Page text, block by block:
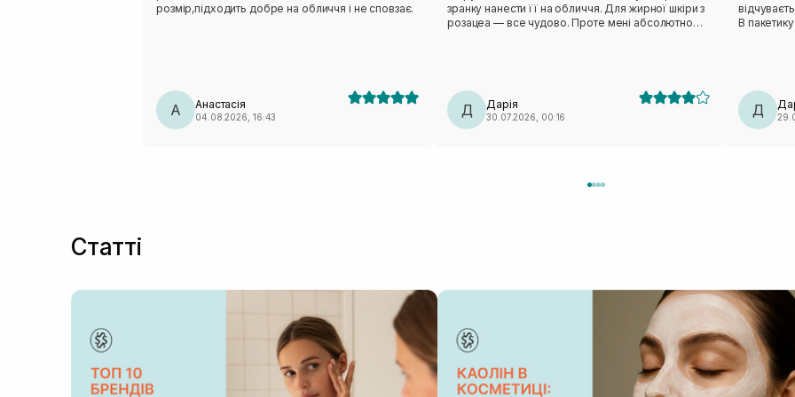
розмір,підходить добре на обличчя і не сповзає.
А Анастасія
04.08.2026, 16:43
зранку нанести її на обличчя. Для жирної шкіри з
розацеа — все чудово. Проте мені абсолютно
вдруге не повторю (лише через лекало).
Д Дарія
30.07.2026, 00:16
В
класна
Д
Статті